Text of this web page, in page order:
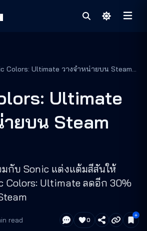
Colors: Ultimate วางจำหน่ายบน Steam
Ultimate
ยบน Steam
บ Sonic แต่งแต้มสีสันให้
Colors: Ultimate ลดอีก 30%
read 0